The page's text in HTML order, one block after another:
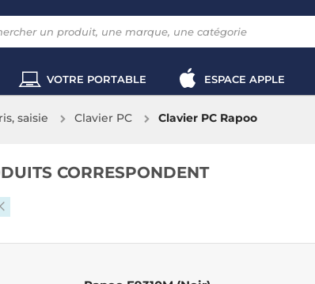
VOTRE PORTABLE ESPACE APPLE
saisie Clavier PC Clavier PC Rapoo
CORRESPONDENT